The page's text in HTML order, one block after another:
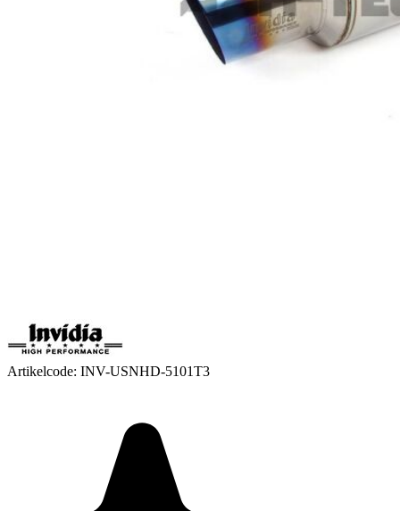
Artikelcode: INV-USNHD-5101T3